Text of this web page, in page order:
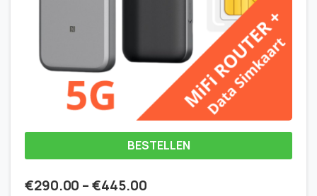
BESTELLEN
€290.00 –€445.00